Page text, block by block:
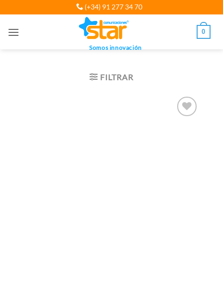
al
(+34) 91 277 34 70
Somos innovación
0
FILTRAR